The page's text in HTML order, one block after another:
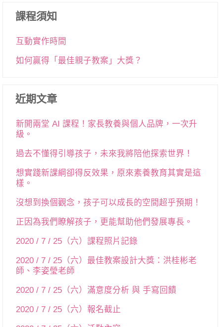
課程須知
互動實作時間
如何贏得「最佳親子教案」大獎？
近期文章
新開兩堂 AI 課程！家長教養與個人品牌，一次升
級。
過去不懂得引導孩子，未來我將陪他探索世界！
想實踐新課綱卻得反效果，原來素養教育其實是這
樣。
沒想到換個觀念，孩子可以成長的空間超乎預期！
正因為我們瞭解孩子，更能幫助他們發展專長。
2020 / 7 / 25（六）課程照片記錄
2020 / 7 / 25（六）最佳教案設計大獎：洪桂彬老
師、李姿瑩老師
2020 / 7 / 25（六）滿意度分析 與 手寫回饋
2020 / 7 / 25（六）報名截止